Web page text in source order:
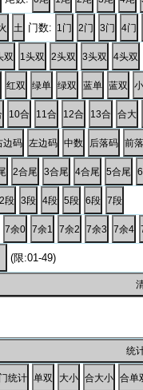
门数:
(限:01-49)